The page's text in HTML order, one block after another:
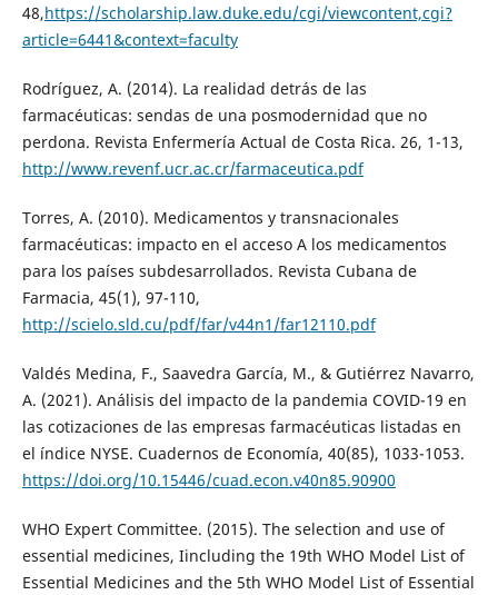
48,https://scholarship.law.duke.edu/cgi/viewcontent,cgi?
article=6441&context=faculty
Rodríguez, A. (2014). La realidad detrás de las
farmacéuticas: sendas de una posmodernidad que no
perdona. Revista Enfermería Actual de Costa Rica. 26, 1-13,
http://www.revenf.ucr.ac.cr/farmaceutica.pdf
Torres, A. (2010). Medicamentos y transnacionales
farmacéuticas: impacto en el acceso A los medicamentos
para los países subdesarrollados. Revista Cubana de
Farmacia, 45(1), 97-110,
http://scielo.sld.cu/pdf/far/v44n1/far12110.pdf
Valdés Medina, F., Saavedra García, M., & Gutiérrez Navarro,
A. (2021). Análisis del impacto de la pandemia COVID-19 en
las cotizaciones de las empresas farmacéuticas listadas en
el índice NYSE. Cuadernos de Economía, 40(85), 1033-1053.
https://doi.org/10.15446/cuad.econ.v40n85.90900
WHO Expert Committee. (2015). The selection and use of
essential medicines, Iincluding the 19th WHO Model List of
Essential Medicines and the 5th WHO Model List of Essential